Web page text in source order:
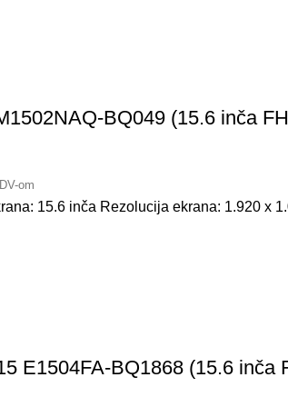
BQ049 (15.6 inča
om
15.6 inča Rezolucija ekrana: 1.920 x
E1504FA-BQ1868 (15.6